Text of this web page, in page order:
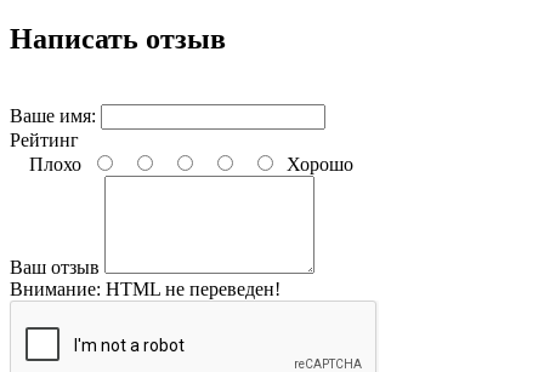
Написать отзыв
Ваше имя:
Рейтинг
Плохо
Хорошо
Ваш отзыв
Внимание: HTML не переведен!